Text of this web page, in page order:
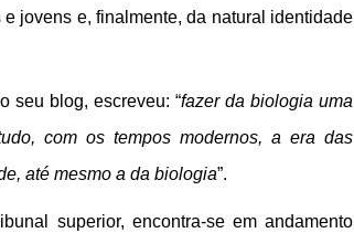
jovens e, finalmente, da natural identidade
seu blog, escreveu: “fazer da biologia uma
com os tempos modernos, a era das
até mesmo a da biologia”.
superior, encontra-se em andamento